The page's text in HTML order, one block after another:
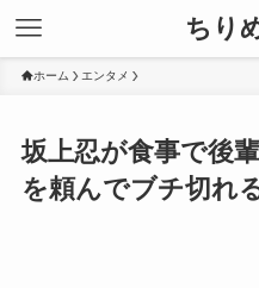
ちり
ホーム エンタメ
坂上忍が食事で後
を頼んでブチ切れ